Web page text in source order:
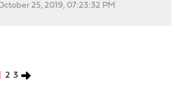
25, 2019, 07:23:32 PM
2 3